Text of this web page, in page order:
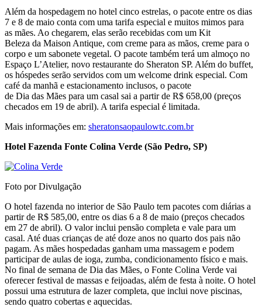
Além da hospedagem no hotel cinco estrelas, o pacote entre os dias
7 e 8 de maio conta com uma tarifa especial e muitos mimos para
as mães. Ao chegarem, elas serão recebidas com um Kit
Beleza da Maison Antique, com creme para as mãos, creme para o
corpo e um sabonete vegetal. O pacote também terá um almoço no
Espaço L’Atelier, novo restaurante do Sheraton SP. Além do buffet,
os hóspedes serão servidos com um welcome drink especial. Com
café da manhã e estacionamento inclusos, o pacote
de Dia das Mães para um casal sai a partir de R$ 658,00 (preços
checados em 19 de abril). A tarifa especial é limitada.
Mais informações em: sheratonsaopaulowtc.com.br
Hotel Fazenda Fonte Colina Verde (São Pedro, SP)
Foto por Divulgação
O hotel fazenda no interior de São Paulo tem pacotes com diárias a
partir de R$ 585,00, entre os dias 6 a 8 de maio (preços checados
em 27 de abril). O valor inclui pensão completa e vale para um
casal. Até duas crianças de até doze anos no quarto dos pais não
pagam. As mães hospedadas ganham uma massagem e podem
participar de aulas de ioga, zumba, condicionamento físico e mais.
No final de semana de Dia das Mães, o Fonte Colina Verde vai
oferecer festival de massas e feijoadas, além de festa à noite. O hotel
possui uma estrutura de lazer completa, que inclui nove piscinas,
sendo quatro cobertas e aquecidas.